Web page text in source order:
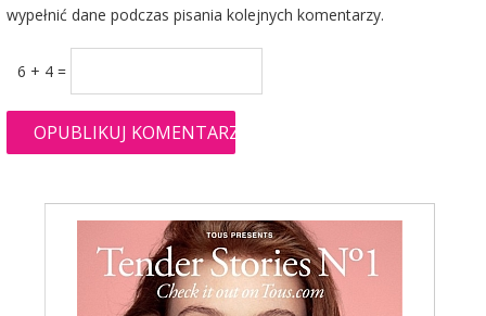
wypełnić dane podczas pisania kolejnych komentarzy.
6 + 4 =